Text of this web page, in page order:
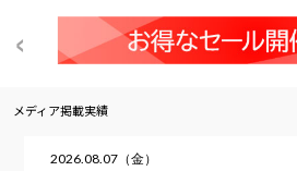
メディア掲載実績
2026.08.07（金）